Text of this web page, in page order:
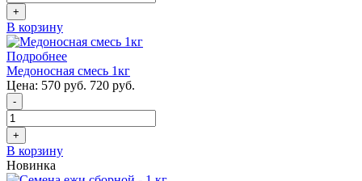
+
В корзину
Подробнее
Медоносная смесь 1кг
Цена: 570 руб. 720 руб.
-
+
В корзину
Новинка